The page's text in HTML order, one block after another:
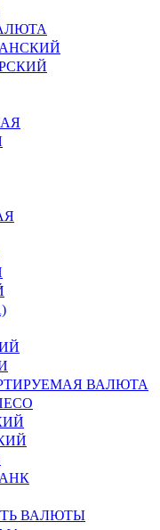
ВАЛЮТА
ВАЛЮТЫ